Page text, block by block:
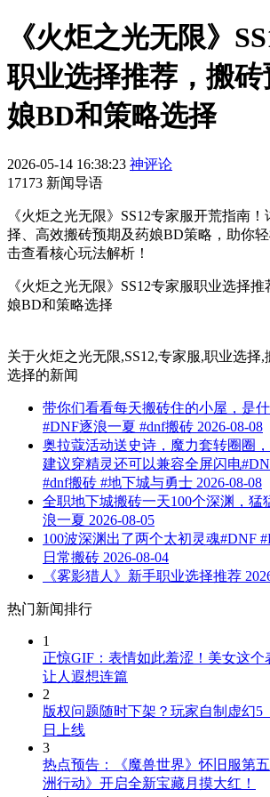
《火炬之光无限》
职业选择推荐，搬
娘BD和策略选择
2026-05-14 16:38:23 神评论
17173 新闻导语
《火炬之光无限》SS12专家服开荒指南
择、高效搬砖预期及药娘BD策略，助你
击查看核心玩法解析！
《火炬之光无限》SS12专家服职业选择
娘BD和策略选择
关于火炬之光无限,SS12,专家服,职业选择
选择的新闻
带你们看看每天搬砖住的小屋，是
#DNF逐浪一夏 #dnf搬砖 2026-08-08
奥拉蔻活动送史诗，魔力套转圈圈
建议穿精灵还可以兼容全屏闪电
#dnf搬砖 #地下城与勇士 2026-08-08
全职地下城搬砖一天100个深渊，猛
浪一夏 2026-08-05
100波深渊出了两个太初灵魂#DNF
日常搬砖 2026-08-04
《雾影猎人》新手职业选择推荐
热门新闻排行
1
正惊GIF：表情如此羞涩！美女这
让人遐想连篇
2
版权问题随时下架？玩家自制虚幻5
日上线
3
热点预告：《魔兽世界》怀旧服第
洲行动》开启全新宝藏月摸大红！